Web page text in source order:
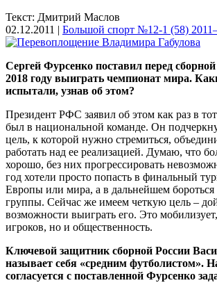
Текст: Дмитрий Маслов
02.12.2011 | Большой спорт №12-1 (58)
Сергей Фурсенко поставил перед сборной
2018 году выиграть чемпионат мира.
испытали, узнав об этом?
Президент РФС заявил об этом как раз в
был в национальной команде. Он
цель, к которой нужно стремиться,
работать над ее реализацией. Думаю, что
хорошо, без них прогрессировать
год хотели просто попасть в финальный
Европы или мира, а в дальнейшем бороться
группы. Сейчас же имеем четкую цель –
возможности выиграть его. Это
игроков, но и общественность.
Ключевой защитник сборной России
называет себя «средним футболистом».
согласуется с поставленной Фурсенко